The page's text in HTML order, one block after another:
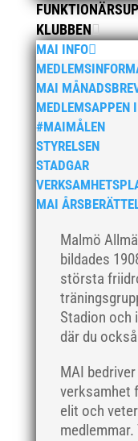
KLUBBEN
MAI INFO
MAI
MEDLEMSAPPEN
#MAIMÅLEN
STYRELSEN
STADGAR
MAI
Malmö
bildades
största
Stadion och
där du
MAI
verksamhet
elit och
augusti 2020
juni 2020
april 2020
mars 2020
februari 2020
januari 2020
november 2019
oktober 2019
september 2019
augusti 2019
juli 2019
juni 2019
maj 2019
april 2019
februari 2019
januari 2019
december 2018